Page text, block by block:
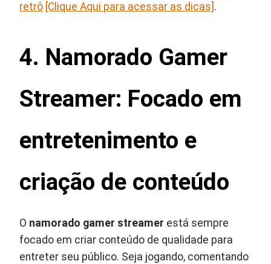
retrô [Clique Aqui para acessar as dicas] .
4. Namorado Gamer
Streamer: Focado em
entretenimento e
criação de conteúdo
O namorado gamer streamer está sempre
focado em criar conteúdo de qualidade para
entreter seu público. Seja jogando, comentando